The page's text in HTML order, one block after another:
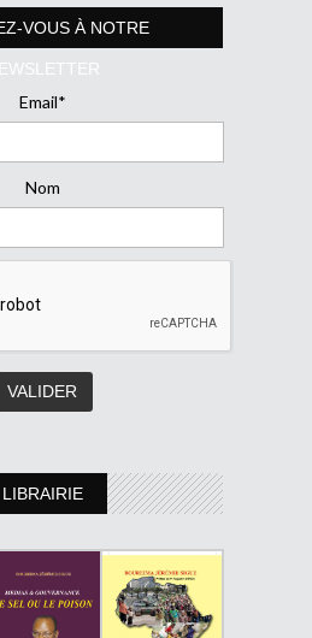
VOUS À NOTRE
Email*
Nom
LIBRAIRIE